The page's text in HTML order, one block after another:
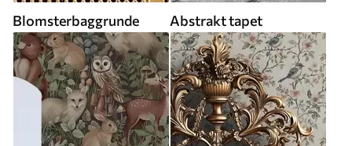
Blomsterbaggrunde Abstrakt tapet